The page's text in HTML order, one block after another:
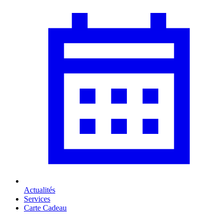
Actualités
Services
Carte Cadeau